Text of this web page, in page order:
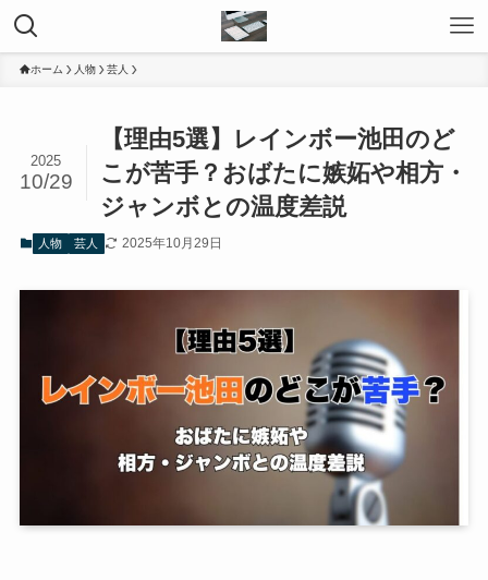
ホーム 人物 芸人
【理由5選】レインボー池田のど
こが苦手？おばたに嫉妬や相方・
ジャンボとの温度差説
2025
10/29
人物 芸人 2025年10月29日